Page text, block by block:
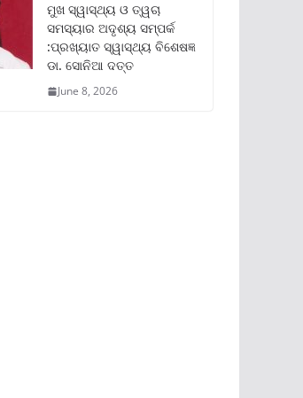
ମୁଖ ସ୍ୱାସ୍ଥ୍ୟ ଓ ତ୍ୱଚା
ସମସ୍ୟାର ଅଦୃଶ୍ୟ ସମ୍ପର୍କ
:ପ୍ରଖ୍ୟାତ ସ୍ୱାସ୍ଥ୍ୟ ବିଶେଷଜ୍ଞ
ଡା. ସୋନିଆ ଦତ୍ତ
June 8, 2026